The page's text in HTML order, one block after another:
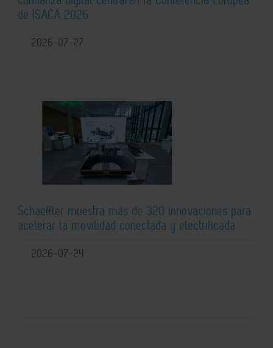
de ISACA 2026
2026-07-27
Schaeffler muestra más de 320 innovaciones para
acelerar la movilidad conectada y electrificada
2026-07-24